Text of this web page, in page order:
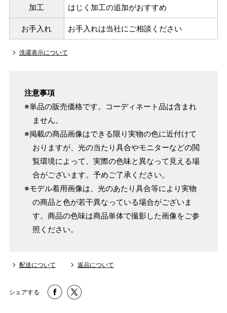
加工 はじく加工の追加がおすすめ
お手入れ お手入れは当社にご相談ください
洗濯表示について
注意事項
※単品の販売価格です。コーディネート品は含まれ
ません。
※掲載の商品画像はできる限り実物の色に近付けて
おりますが、光の当たり具合やモニターなどの閲
覧環境によって、実際の色味と異なって見える場
合がございます。予めご了承ください。
※モデル着用画像は、光のあたり具合等により実物
の商品と色が若干異なっている場合がございま
す。商品の色味は商品単体で撮影した画像をご参
照ください。
配送について 返品について
シェアする